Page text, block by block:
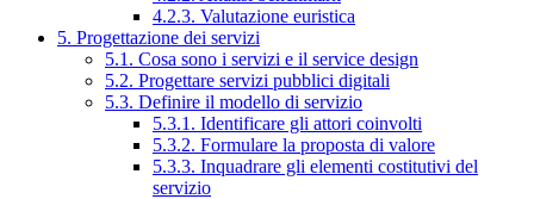
4.2.3. Valutazione euristica
5. Progettazione dei servizi
5.1. Cosa sono i servizi e il service design
5.2. Progettare servizi pubblici digitali
5.3. Definire il modello di servizio
5.3.1. Identificare gli attori coinvolti
5.3.2. Formulare la proposta di valore
5.3.3. Inquadrare gli elementi costitutivi del
servizio